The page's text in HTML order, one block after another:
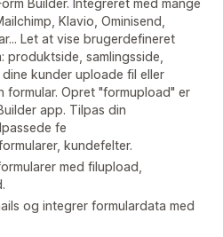
Builder. Integreret med mange
Klavio, Ominisend,
Let at vise brugerdefineret
produktside, samlingsside,
kunder uploade fil eller
formular. Opret "formupload" er
app. Tilpas din
fe
kundefelter.
med filupload,
og integrer formulardata med